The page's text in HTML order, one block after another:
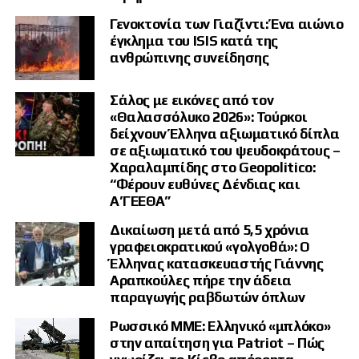
Η Ευρώπη «κωφεύει»
απέναντι στην
Τουρκία
Ιδιαίτερα αιχμηρός ήταν και για την
Ευρωπαϊκή Ένωση. Ο Μουντζουρούλιας
υποστήριξε ότι η Ευρώπη δεν αντιδρά
επαρκώς στις τουρκικές προκλήσεις, ούτε
στην παρενόχληση του αεροσκάφους του
Νίκου Δένδια.
Τόνισε ότι κάποιες ευρωπαϊκές χώρες
συνεργάζονται με την Τουρκία στον αμυντικό
τομέα και επιδιώκουν την επανένταξή της στην
ευρωπαϊκή αμυντική αρχιτεκτονική μέσω
Γενοκτονία των Γιαζίντι: Ένα αιώνιο
έγκλημα του ISIS κατά της
ανθρώπινης συνείδησης
Σάλος με εικόνες από τον
«Θαλασσόλυκο 2026»: Τούρκοι
δείχνουν Έλληνα αξιωματικό δίπλα
σε αξιωματικό του ψευδοκράτους –
Χαραλαμπίδης στο Geopolitico:
“Φέρουν ευθύνες Δένδιας και
Α’ΓΕΕΘΑ”
Δικαίωση μετά από 5,5 χρόνια
γραφειοκρατικού «γολγοθά»: Ο
Έλληνας κατασκευαστής Γιάννης
Αραπκούλες πήρε την άδεια
παραγωγής ραβδωτών όπλων
Ρωσσικό ΜΜΕ: Ελληνικό «μπλόκο»
στην απαίτηση για Patriot – Πώς